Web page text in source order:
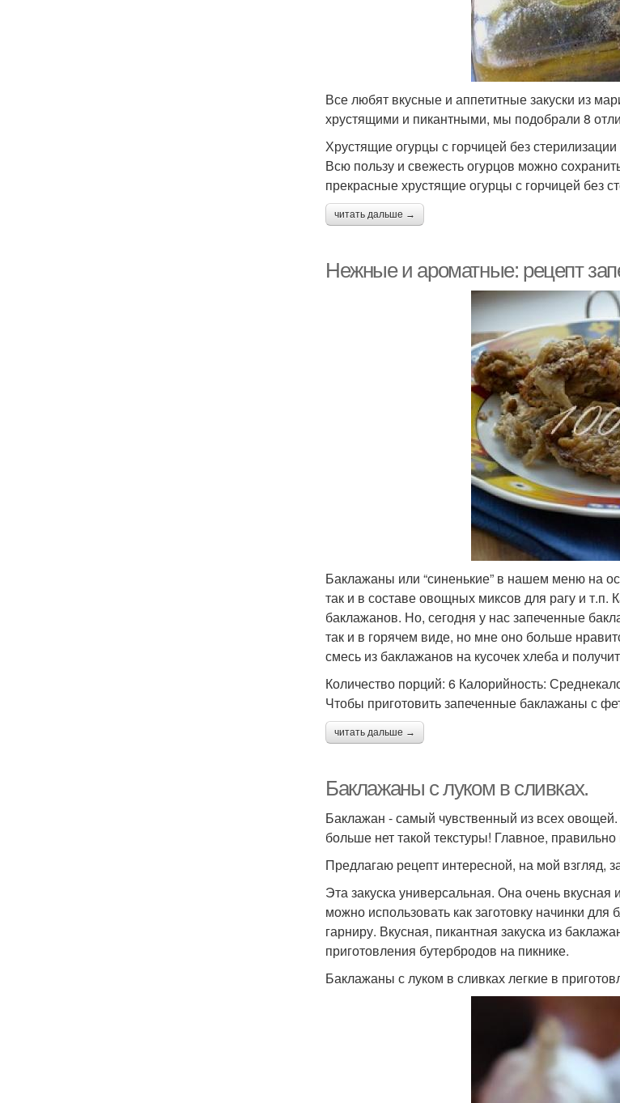
Все любят вкусные и аппетитные закуски из
хрустящими и пикантными, мы подобрали 8
Хрустящие огурцы с горчицей без
Всю пользу и свежесть огурцов можно
прекрасные хрустящие огурцы с горчицей без
читать дальше →
Нежные и ароматные: рецепт
Баклажаны или “синенькие” в нашем меню на
так и в составе овощных миксов для рагу и
баклажанов. Но, сегодня у нас запеченные
так и в горячем виде, но мне оно больше
смесь из баклажанов на кусочек хлеба и
Количество порций: 6 Калорийность:
Чтобы приготовить запеченные баклажаны с
читать дальше →
Баклажаны с луком в сливках.
Баклажан - самый чувственный из всех
больше нет такой текстуры! Главное,
Предлагаю рецепт интересной, на мой взгляд,
Эта закуска универсальная. Она очень
можно использовать как заготовку начинки
гарниру. Вкусная, пикантная закуска из
приготовления бутербродов на пикнике.
Баклажаны с луком в сливках легкие в